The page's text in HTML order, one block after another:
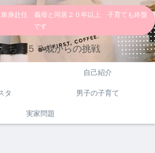
身赴任 義母と同居２０年以上 子育ても終盤
です
ちょ５３歳からの挑戦
自己紹介
タ 男子の子育て
実家問題